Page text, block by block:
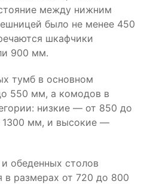
между нижним
было не менее 450
шкафчики
900 мм.
тумб в основном
550 мм, а комодов в
низкие — от 850 до
1300 мм, и высокие —
обеденных столов
в размерах от 720 до 800